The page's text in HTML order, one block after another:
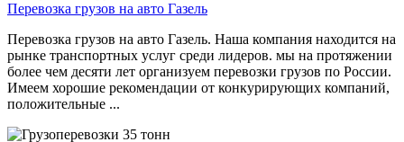
Перевозка грузов на авто Газель
Перевозка грузов на авто Газель. Наша компания находится на
рынке транспортных услуг среди лидеров. мы на протяжении
более чем десяти лет организуем перевозки грузов по России.
Имеем хорошие рекомендации от конкурирующих компаний,
положительные ...